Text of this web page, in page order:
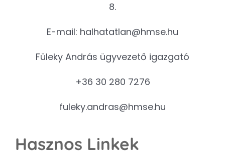
8.
E-mail: halhatatlan@hmse.hu
Füleky András ügyvezető igazgató
+36 30 280 7276
fuleky.andras@hmse.hu
Hasznos Linkek